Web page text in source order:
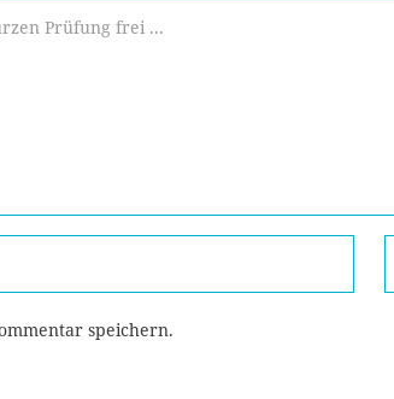
speichern.